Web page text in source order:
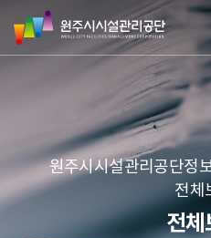
네
본문 바
메뉴 바
원
주
시
리
공
단
원주시시설관리공단정
전체
전체